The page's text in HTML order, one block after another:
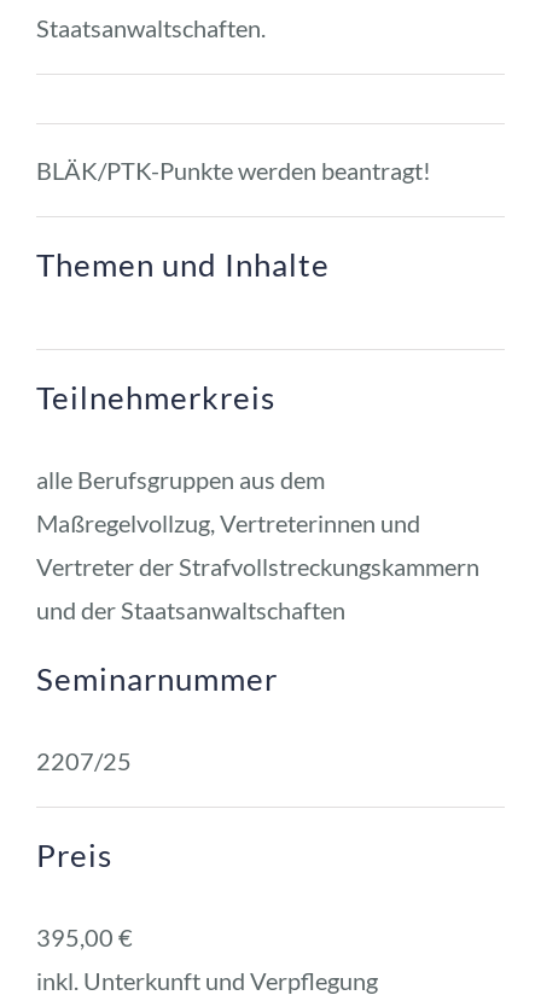
Staatsanwaltschaften.
BLÄK/PTK-Punkte werden beantragt!
Themen und Inhalte
Teilnehmerkreis
alle Berufsgruppen aus dem
Maßregelvollzug, Vertreterinnen und
Vertreter der Strafvollstreckungskammern
und der Staatsanwaltschaften
Seminarnummer
2207/25
Preis
395,00 €
inkl. Unterkunft und Verpflegung